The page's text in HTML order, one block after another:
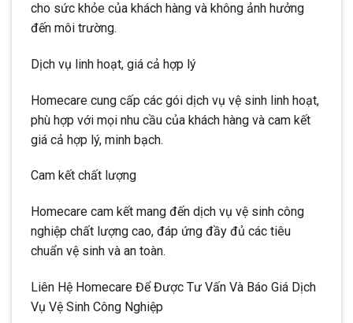
cho sức khỏe của khách hàng và không ảnh hưởng
đến môi trường.
Dịch vụ linh hoạt, giá cả hợp lý
Homecare cung cấp các gói dịch vụ vệ sinh linh hoạt,
phù hợp với mọi nhu cầu của khách hàng và cam kết
giá cả hợp lý, minh bạch.
Cam kết chất lượng
Homecare cam kết mang đến dịch vụ vệ sinh công
nghiệp chất lượng cao, đáp ứng đầy đủ các tiêu
chuẩn vệ sinh và an toàn.
Liên Hệ Homecare Để Được Tư Vấn Và Báo Giá Dịch
Vụ Vệ Sinh Công Nghiệp